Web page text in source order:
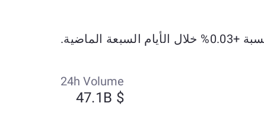
24h Volume
$ 47.1B